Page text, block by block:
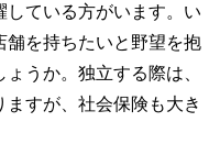
ている方がいます。い
を持ちたいと野望を抱
うか。独立する際は、
すが、社会保険も大き